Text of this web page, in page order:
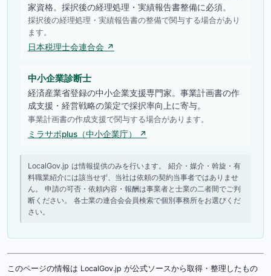
家資格。採択後の経理処理・実績報告書整備に必須。
採択後の経理処理・実績報告書の整備で関与する場合があり
ます。
日本税理士会連合会 ↗
中小企業診断士
経済産業省登録の中小企業支援専門家。事業計画書の作
成支援・経営戦略の策定で採択率向上に寄与。
事業計画書の作成支援で関与する場合があります。
ミラサポplus（中小企業庁） ↗
LocalGov.jp は情報提供のみを行います。 紹介・媒介・斡旋・有
料職業紹介には該当せず、当社は依頼の契約当事者ではありませ
ん。 申請の可否・依頼内容・報酬は事業者と士業の二者間でご判
断ください。 各士業の連合会会員検索で個別事務所をお選びくだ
さい。
このページの情報は LocalGov.jp が公式ソースから取得・整理したもの